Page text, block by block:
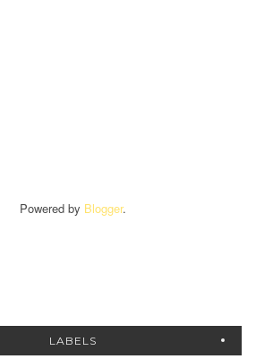
Powered by Blogger.
LABELS